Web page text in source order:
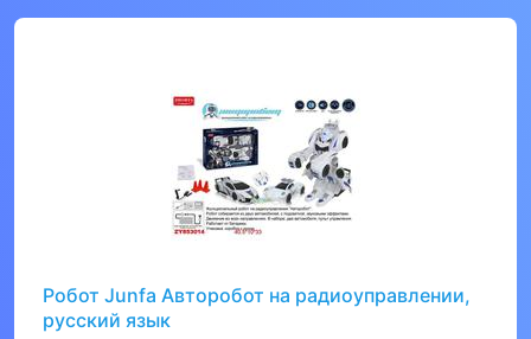
Робот Junfa Авторобот на радиоуправлении,
русский язык